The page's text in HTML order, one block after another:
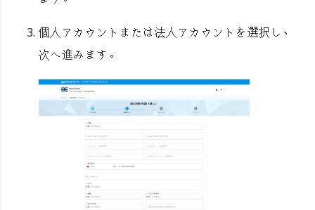
個人アカウントまたは法人アカウントを選択し、
次へ進みます。